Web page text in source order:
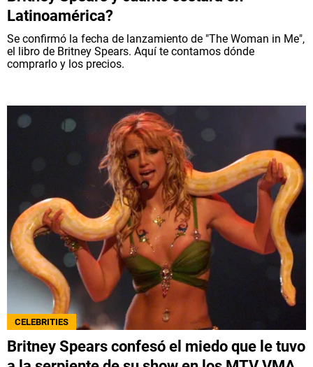
Latinoamérica?
Se confirmó la fecha de lanzamiento de "The Woman in Me",
el libro de Britney Spears. Aquí te contamos dónde
comprarlo y los precios.
CELEBRITIES
Britney Spears confesó el miedo que le tuvo